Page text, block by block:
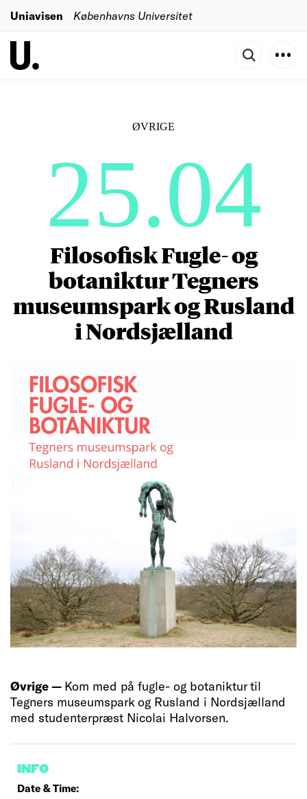
Uniavisen Københavns Universitet
ØVRIGE
25.04
Filosofisk Fugle- og
botaniktur Tegners
museumspark og Rusland
i Nordsjælland
Øvrige — Kom med på fugle- og botaniktur til
Tegners museumspark og Rusland i Nordsjælland
med studenterpræst Nicolai Halvorsen.
INFO
Date & Time: